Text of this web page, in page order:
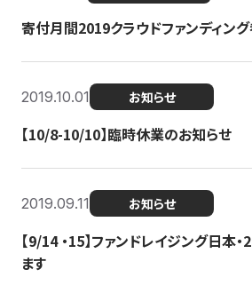
寄付月間2019クラウドファンディン
2019.10.01 お知らせ
【10/8-10/10】臨時休業のお知らせ
2019.09.11 お知らせ
【9/14 ・15】ファンドレイジング日本
ます